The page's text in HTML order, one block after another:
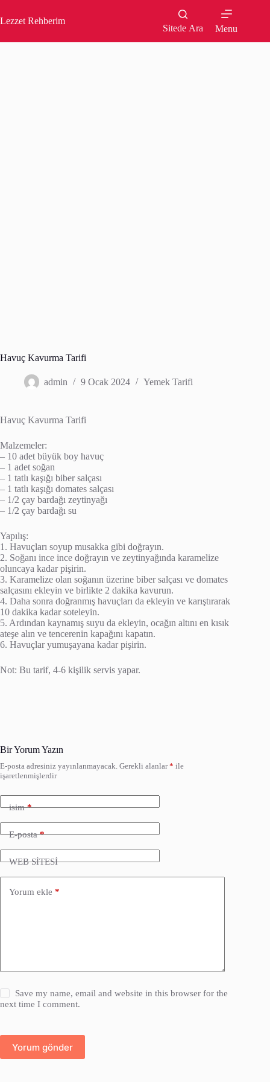
to
content
Lezzet Rehberim
Sitede Ara Menu
Havuç Kavurma Tarifi
admin 9 Ocak 2024 Yemek Tarifi
Havuç Kavurma Tarifi
Malzemeler:
– 10 adet büyük boy havuç
– 1 adet soğan
– 1 tatlı kaşığı biber salçası
– 1 tatlı kaşığı domates salçası
– 1/2 çay bardağı zeytinyağı
– 1/2 çay bardağı su
Yapılış:
1. Havuçları soyup musakka gibi doğrayın.
2. Soğanı ince ince doğrayın ve zeytinyağında karamelize
oluncaya kadar pişirin.
3. Karamelize olan soğanın üzerine biber salçası ve domates
salçasını ekleyin ve birlikte 2 dakika kavurun.
4. Daha sonra doğranmış havuçları da ekleyin ve karıştırarak
10 dakika kadar soteleyin.
5. Ardından kaynamış suyu da ekleyin, ocağın altını en kısık
ateşe alın ve tencerenin kapağını kapatın.
6. Havuçlar yumuşayana kadar pişirin.
Not: Bu tarif, 4-6 kişilik servis yapar.
Bir Yorum Yazın
E-posta adresiniz yayınlanmayacak. Gerekli alanlar* ile
işaretlenmişlerdir
isim*
E-posta*
WEB SİTESİ
Yorum ekle *
Save my name, email and website in this browser for the
next time I comment.
Yorum gönder